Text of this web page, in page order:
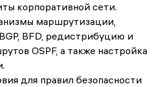
корпоративной сети.
маршрутизации,
BFD, редистрибуцию и
OSPF, а также настройка
для правил безопасности